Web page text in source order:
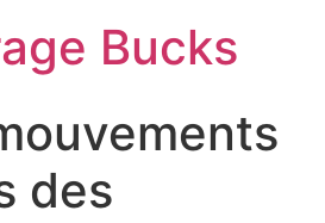
Bucks
des